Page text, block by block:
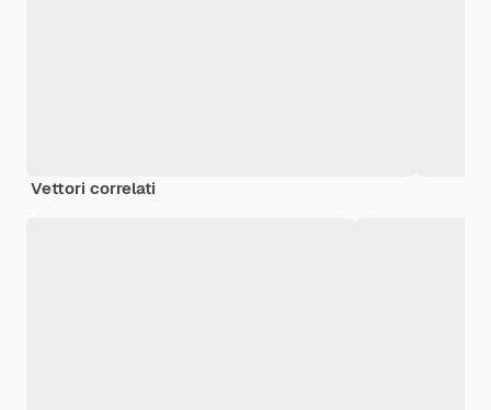
Vettori correlati